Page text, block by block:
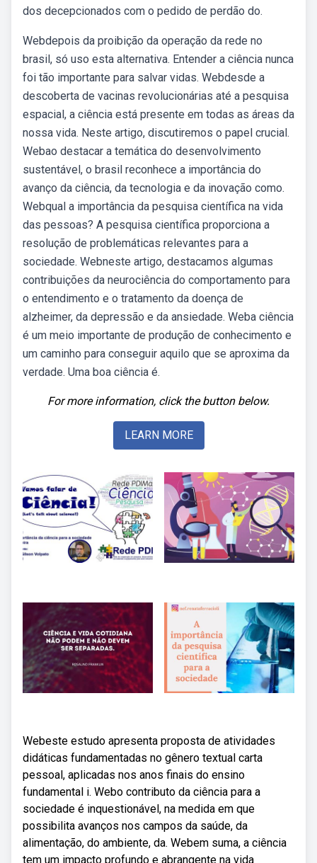
dos decepcionados com o pedido de perdão do.
Webdepois da proibição da operação da rede no
brasil, só uso esta alternativa. Entender a ciência nunca
foi tão importante para salvar vidas. Webdesde a
descoberta de vacinas revolucionárias até a pesquisa
espacial, a ciência está presente em todas as áreas da
nossa vida. Neste artigo, discutiremos o papel crucial.
Webao destacar a temática do desenvolvimento
sustentável, o brasil reconhece a importância do
avanço da ciência, da tecnologia e da inovação como.
Webqual a importância da pesquisa científica na vida
das pessoas? A pesquisa científica proporciona a
resolução de problemáticas relevantes para a
sociedade. Webneste artigo, destacamos algumas
contribuições da neurociência do comportamento para
o entendimento e o tratamento da doença de
alzheimer, da depressão e da ansiedade. Weba ciência
é um meio importante de produção de conhecimento e
um caminho para conseguir aquilo que se aproxima da
verdade. Uma boa ciência é.
For more information, click the button below.
LEARN MORE
Webeste estudo apresenta proposta de atividades
didáticas fundamentadas no gênero textual carta
pessoal, aplicadas nos anos finais do ensino
fundamental i. Webo contributo da ciência para a
sociedade é inquestionável, na medida em que
possibilita avanços nos campos da saúde, da
alimentação, do ambiente, da. Webem suma, a ciência
tem um impacto profundo e abrangente na vida